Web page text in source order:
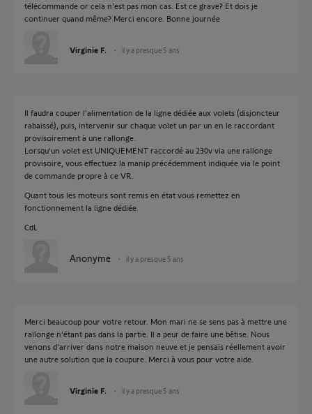
télécommande or cela n’est pas mon cas. Est ce grave? Et dois je
continuer quand même? Merci encore. Bonne journée
Virginie F. il y a presque 5 ans
Il faudra couper l'alimentation de la ligne dédiée aux volets (disjoncteur
rabaissé), puis, intervenir sur chaque volet un par un en le raccordant
provisoirement à une rallonge.
Lorsqu'un volet est UNIQUEMENT raccordé au 230v via une rallonge
provisoire, vous effectuez la manip précédemment indiquée via le point
de commande propre à ce VR.
Quant tous les moteurs sont remis en état vous remettez en
fonctionnement la ligne dédiée.
CdL
Anonyme il y a presque 5 ans
Merci beaucoup pour votre retour. Mon mari ne se sens pas à mettre une
rallonge n’étant pas dans la partie. Il a peur de faire une bêtise. Nous
venons d’arriver dans notre maison neuve et je pensais réellement avoir
une autre solution que la coupure. Merci à vous pour votre aide.
Virginie F. il y a presque 5 ans